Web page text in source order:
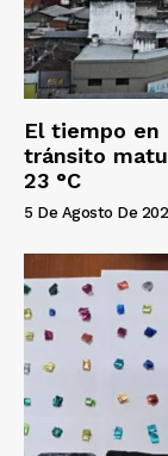
El tiempo en
tránsito
23 °C
5 De Agosto De